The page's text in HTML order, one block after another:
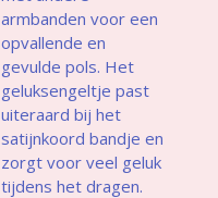
armbanden voor een
opvallende en
gevulde pols. Het
geluksengeltje past
uiteraard bij het
satijnkoord bandje en
zorgt voor veel geluk
tijdens het dragen.